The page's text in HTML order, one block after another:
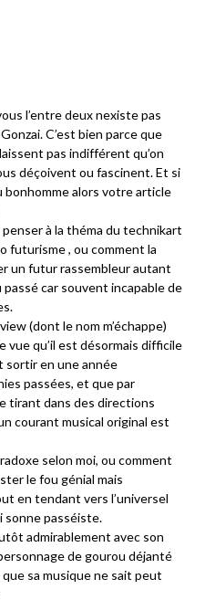
l’entre deux nexiste pas
C’est bien parce que
pas indifférent qu’on
déçoivent ou fascinent. Et si
bonhomme alors votre article
penser à la théma du technikart
futurisme , ou comment la
un futur rassembleur autant
passé car souvent incapable de
(dont le nom m’échappe)
qu’il est désormais difficile
sortir en une année
passées, et que par
tirant dans des directions
courant musical original est
selon moi, ou comment
le fou génial mais
en tendant vers l’universel
sonne passéiste.
admirablement avec son
de gourou déjanté
sa musique ne sait peut